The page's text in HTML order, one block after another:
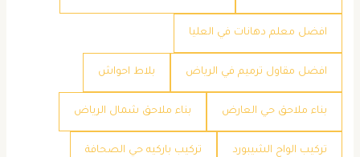
افضل معلم دهانات في العليا
افضل مقاول ترميم في الرياض بلاط احواش
بناء ملاحق حي العارض بناء ملاحق شمال الرياض
تركيب الواح الشيبورد تركيب باركيه حي الصحافة